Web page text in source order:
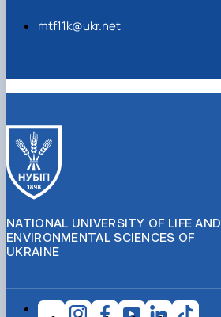
mtf11k@ukr.net
NATIONAL UNIVERSITY OF LIFE AND
ENVIRONMENTAL SCIENCES OF
UKRAINE